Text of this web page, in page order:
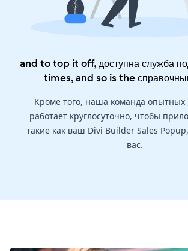
and to top it off, доступна служба
times, and so is the
Кроме того, наша команда
работает круглосуточно, чтобы
такие как ваш Divi Builder Sales
вас.